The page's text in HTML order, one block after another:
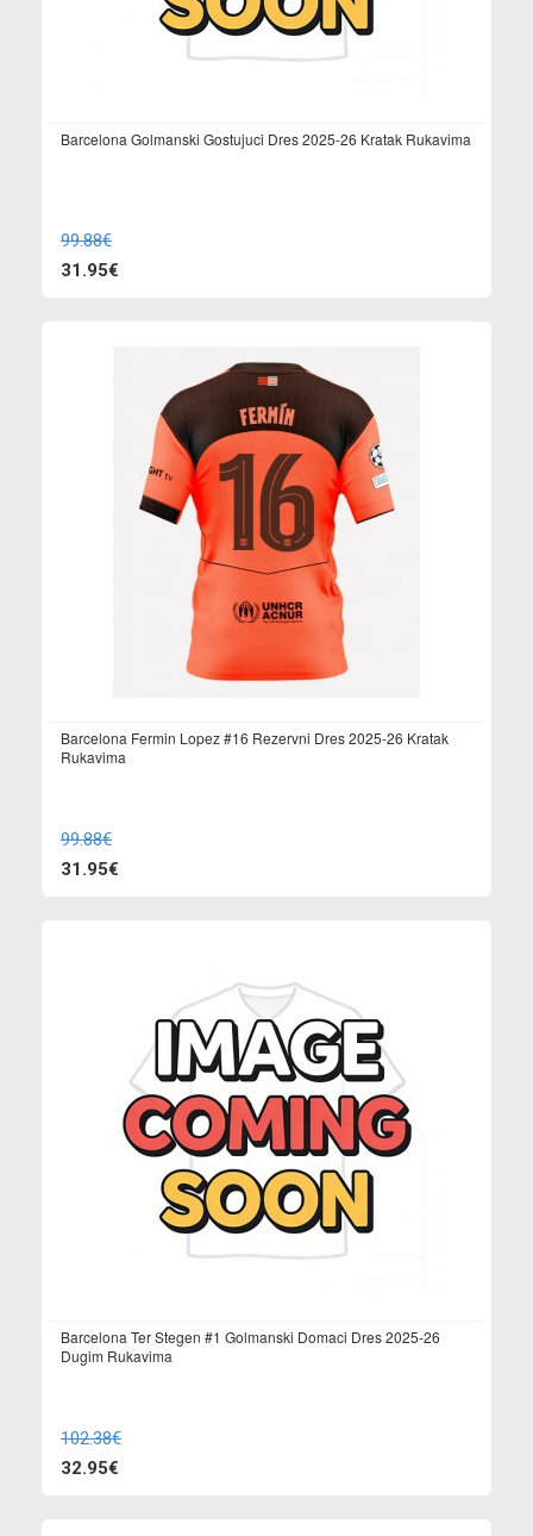
Barcelona Golmanski Gostujuci Dres 2025-26 Kratak Rukavima
99.88€
31.95€
Barcelona Fermin Lopez #16 Rezervni Dres 2025-26 Kratak
Rukavima
99.88€
31.95€
Barcelona Ter Stegen #1 Golmanski Domaci Dres 2025-26
Dugim Rukavima
102.38€
32.95€